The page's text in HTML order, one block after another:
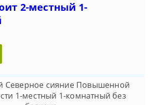
2-местный 1-